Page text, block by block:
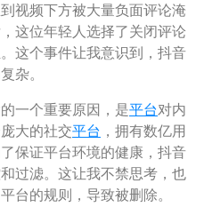
视频下方被大量负面评论淹
这位年轻人选择了关闭评论
这个事件让我意识到，抖音
杂。
一个重要原因，是平台对内
大的社交平台 ，拥有数亿用
保证平台环境的健康，抖音
过滤。这让我不禁思考，也
台的规则，导致被删除。